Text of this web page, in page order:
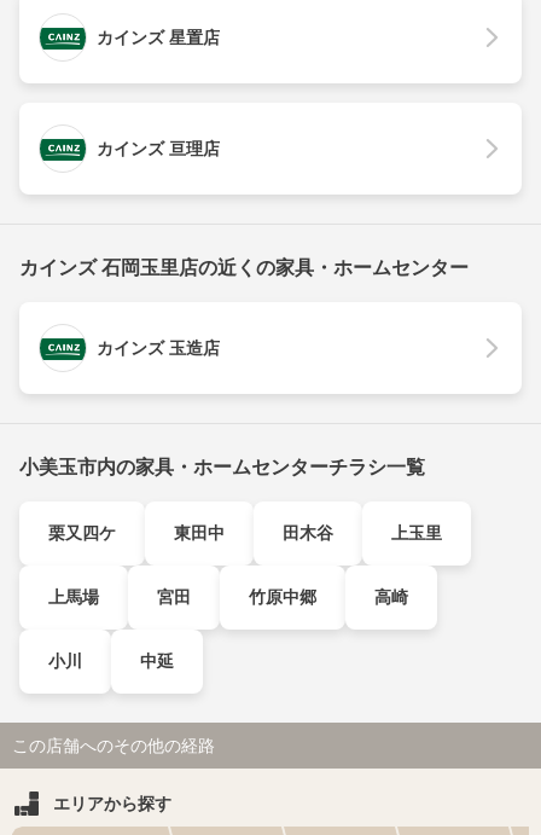
カインズ 星置店
カインズ 亘理店
カインズ 石岡玉里店の近くの家具・ホームセンター
カインズ 玉造店
小美玉市内の家具・ホームセンターチラシ一覧
栗又四ケ 東田中 田木谷 上玉里
上馬場 宮田 竹原中郷 高崎
小川 中延
この店舗へのその他の経路
エリアから探す